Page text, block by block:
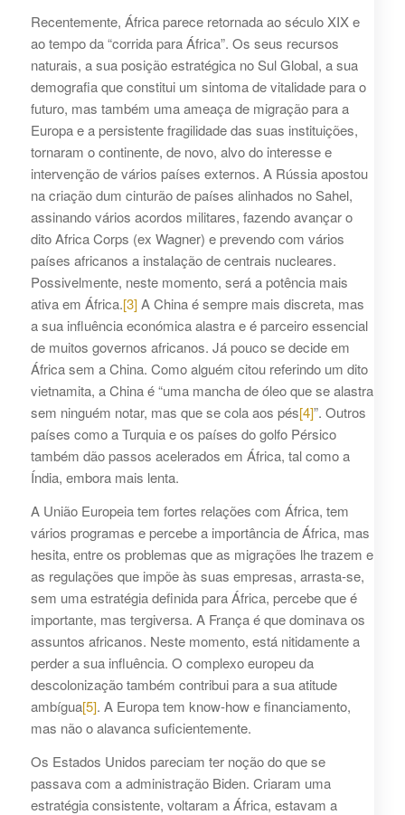
Recentemente, África parece retornada ao século XIX e
ao tempo da “corrida para África”. Os seus recursos
naturais, a sua posição estratégica no Sul Global, a sua
demografia que constitui um sintoma de vitalidade para o
futuro, mas também uma ameaça de migração para a
Europa e a persistente fragilidade das suas instituições,
tornaram o continente, de novo, alvo do interesse e
intervenção de vários países externos. A Rússia apostou
na criação dum cinturão de países alinhados no Sahel,
assinando vários acordos militares, fazendo avançar o
dito Africa Corps (ex Wagner) e prevendo com vários
países africanos a instalação de centrais nucleares.
Possivelmente, neste momento, será a potência mais
ativa em África.[3]A China é sempre mais discreta, mas
a sua influência económica alastra e é parceiro essencial
de muitos governos africanos. Já pouco se decide em
África sem a China. Como alguém citou referindo um dito
vietnamita, a China é “uma mancha de óleo que se alastra
sem ninguém notar, mas que se cola aos pés[4]”. Outros
países como a Turquia e os países do golfo Pérsico
também dão passos acelerados em África, tal como a
Índia, embora mais lenta.
A União Europeia tem fortes relações com África, tem
vários programas e percebe a importância de África, mas
hesita, entre os problemas que as migrações lhe trazem e
as regulações que impõe às suas empresas, arrasta-se,
sem uma estratégia definida para África, percebe que é
importante, mas tergiversa. A França é que dominava os
assuntos africanos. Neste momento, está nitidamente a
perder a sua influência. O complexo europeu da
descolonização também contribui para a sua atitude
ambígua[5]. A Europa tem know-how e financiamento,
mas não o alavanca suficientemente.
Os Estados Unidos pareciam ter noção do que se
passava com a administração Biden. Criaram uma
estratégia consistente, voltaram a África, estavam a